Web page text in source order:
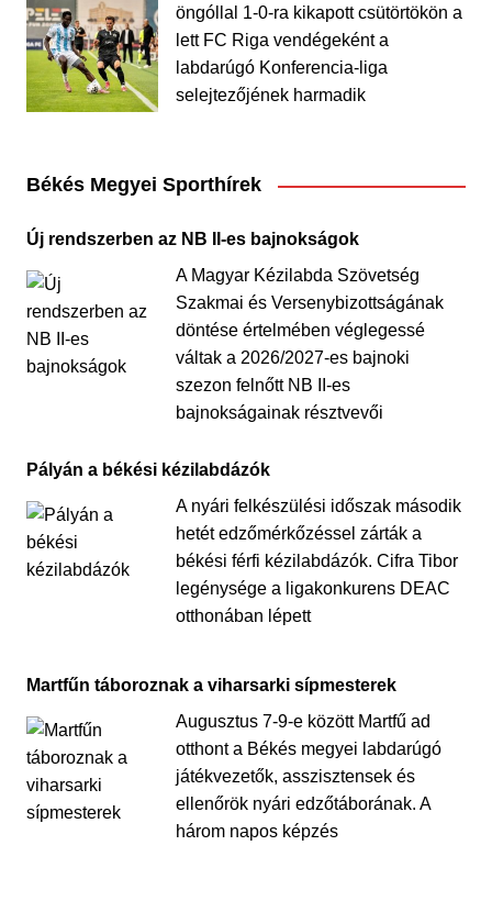
öngóllal 1-0-ra kikapott csütörtökön a
lett FC Riga vendégeként a
labdarúgó Konferencia-liga
selejtezőjének harmadik
Békés Megyei Sporthírek
Új rendszerben az NB II-es bajnokságok
A Magyar Kézilabda Szövetség
Szakmai és Versenybizottságának
döntése értelmében véglegessé
váltak a 2026/2027-es bajnoki
szezon felnőtt NB II-es
bajnokságainak résztvevői
Pályán a békési kézilabdázók
A nyári felkészülési időszak második
hetét edzőmérkőzéssel zárták a
békési férfi kézilabdázók. Cifra Tibor
legénysége a ligakonkurens DEAC
otthonában lépett
Martfűn táboroznak a viharsarki sípmesterek
Augusztus 7-9-e között Martfű ad
otthont a Békés megyei labdarúgó
játékvezetők, asszisztensek és
ellenőrök nyári edzőtáborának. A
három napos képzés